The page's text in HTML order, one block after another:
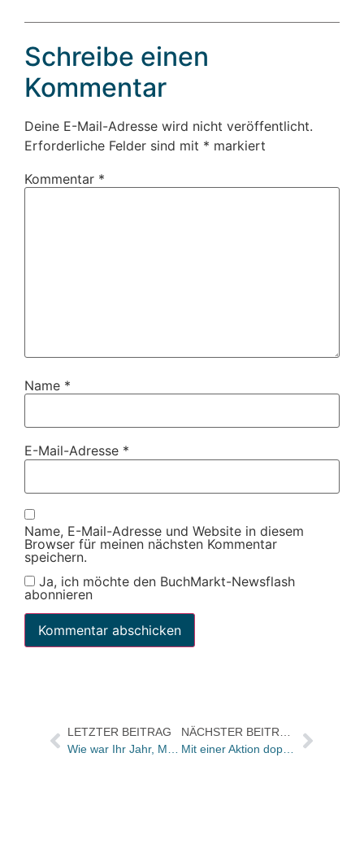
Schreibe einen
Kommentar
Deine E-Mail-Adresse wird nicht veröffentlicht.
Erforderliche Felder sind mit * markiert
Kommentar *
Name *
E-Mail-Adresse *
Name, E-Mail-Adresse und Website in diesem
Browser für meinen nächsten Kommentar
speichern.
Ja, ich möchte den BuchMarkt-Newsflash
abonnieren
LETZTER BEITRAG
Wie war Ihr Jahr, Marcella Prior-Callwey?
NÄCHSTER BEITRAG
Mit einer Aktion doppelte Aufmerksamkeit erreichen